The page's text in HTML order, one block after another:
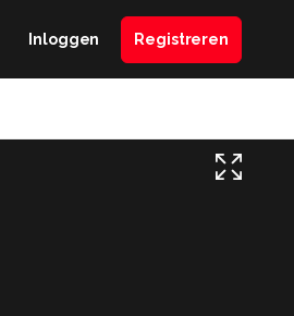
Inloggen Registreren